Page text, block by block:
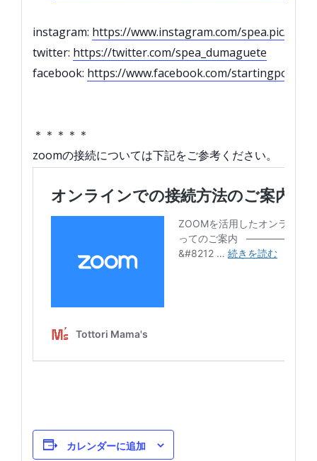
instagram: https://www.instagram.com/spea.pic/
twitter: https://twitter.com/spea_dumaguete
facebook: https://www.facebook.com/
＊＊＊＊＊
zoomの接続については下記をご参考ください。
カレンダーに追加